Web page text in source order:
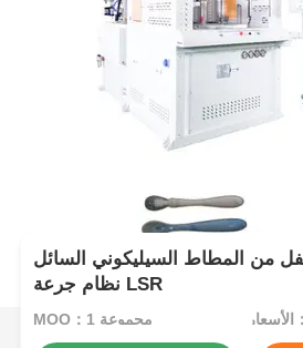
من المطاط السيليكوني السائل
نظام جرعة LSR
MOQ：1 مجموعة